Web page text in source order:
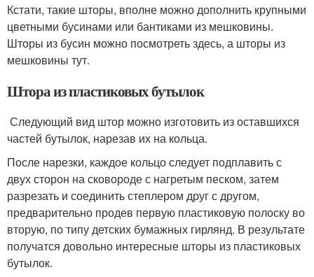
Кстати, такие шторы, вполне можно дополнить крупными
цветными бусинами или бантиками из мешковины.
Шторы из бусин можно посмотреть здесь, а шторы из
мешковины тут.
Штора из пластиковых бутылок
Следующий вид штор можно изготовить из оставшихся
частей бутылок, нарезав их на кольца.
После нарезки, каждое кольцо следует подплавить с
двух сторон на сковороде с нагретым песком, затем
разрезать и соединить степлером друг с другом,
предварительно продев первую пластиковую полоску во
вторую, по типу детских бумажных гирлянд. В результате
получатся довольно интересные шторы из пластиковых
бутылок.